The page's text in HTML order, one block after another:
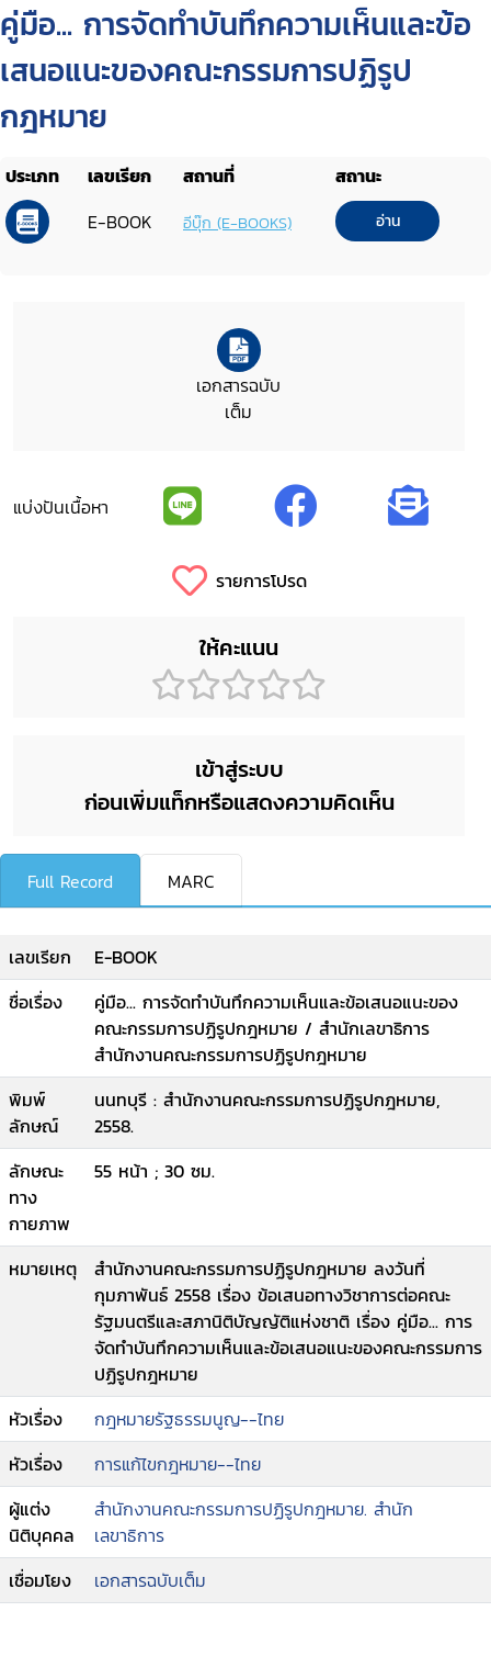
คู่มือ... การจัดทำบันทึกความเห็นและข้อ
เสนอแนะของคณะกรรมการปฏิรูป
กฎหมาย
ประเภท เลขเรียก สถานที่
สถานะ
E-BOOK
อีบุ๊ก (E-BOOKS) อ่าน
เอกสารฉบับ
เต็ม
แบ่งปันเนื้อหา
รายการโปรด
ให้คะแนน
เข้าสู่ระบบ
ก่อนเพิ่มแท็กหรือแสดงความคิดเห็น
Full Record MARC
เลขเรียก
E-BOOK
ชื่อเรื่อง
คู่มือ... การจัดทำบันทึกความเห็นและข้อเสนอแนะของ
คณะกรรมการปฏิรูปกฎหมาย / สำนักเลขาธิการ
สำนักงานคณะกรรมการปฏิรูปกฎหมาย
พิมพ์
ลักษณ์
นนทบุรี : สำนักงานคณะกรรมการปฏิรูปกฎหมาย,
2558.
ลักษณะ
ทาง
กายภาพ
55 หน้า ; 30 ซม.
หมายเหตุ
สำนักงานคณะกรรมการปฏิรูปกฎหมาย ลงวันที่
กุมภาพันธ์ 2558 เรื่อง ข้อเสนอทางวิชาการต่อคณะ
รัฐมนตรีและสภานิติบัญญัติแห่งชาติ เรื่อง คู่มือ... การ
จัดทำบันทึกความเห็นและข้อเสนอแนะของคณะกรรมการ
ปฏิรูปกฎหมาย
หัวเรื่อง
กฎหมายรัฐธรรมนูญ--ไทย
หัวเรื่อง
การแก้ไขกฎหมาย--ไทย
ผู้แต่ง
นิติบุคคล
สำนักงานคณะกรรมการปฏิรูปกฎหมาย. สำนัก
เลขาธิการ
เชื่อมโยง
เอกสารฉบับเต็ม